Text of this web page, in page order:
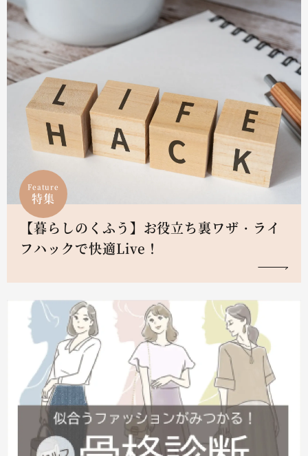
Feature
特集
【暮らしのくふう】お役立ち裏ワザ・ライ
フハックで快適Live！